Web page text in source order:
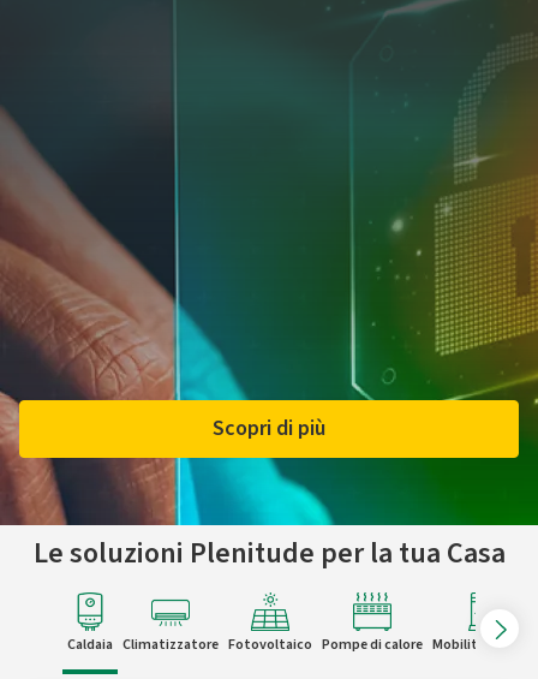
Scopri di più
Le soluzioni Plenitude per la tua Casa
Caldaia Climatizzatore Fotovoltaico Pompe di calore Mobilità